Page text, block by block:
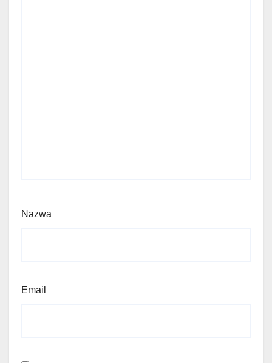
Nazwa
Email